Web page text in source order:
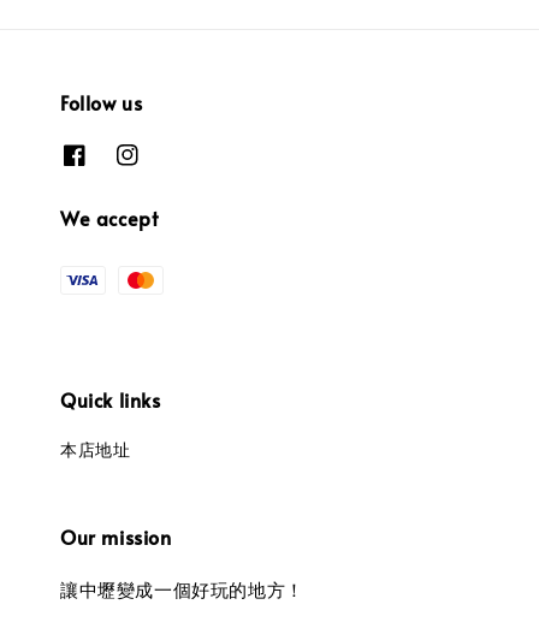
Follow us
We accept
Quick links
本店地址
Our mission
讓中壢變成一個好玩的地方！